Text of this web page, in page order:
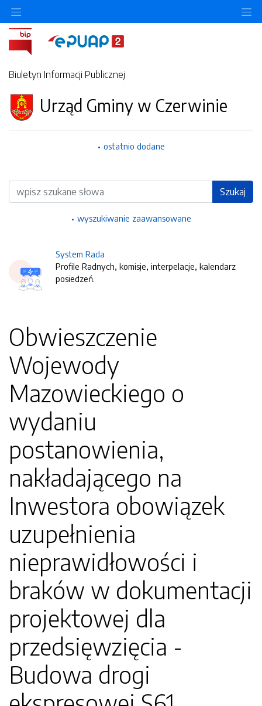
Biuletyn Informacji Publicznej
Urząd Gminy w Czerwinie
ostatnio dodane
Wyszukiwarka Szukaj
wyszukiwanie zaawansowane
System Rada
Profile Radnych, komisje, interpelacje, kalendarz
posiedzeń.
Obwieszczenie
Wojewody
Mazowieckiego o
wydaniu
postanowienia,
nakładającego na
Inwestora obowiązek
uzupełnienia
nieprawidłowości i
braków w dokumentacji
projektowej dla
przedsięwzięcia -
Budowa drogi